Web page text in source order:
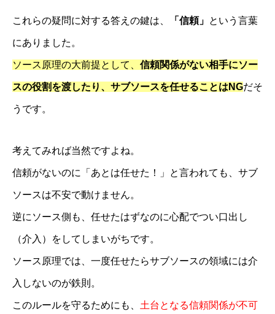
これらの疑問に対する答えの鍵は、 「信頼」 という言葉
にありました。
ソース原理の大前提として、 信頼関係がない相手にソー
スの役割を渡したり、サブソースを任せることはNGだそ
うです。
考えてみれば当然ですよね。
信頼がないのに「あとは任せた！」と言われても、サブ
ソースは不安で動けません。
逆にソース側も、任せたはずなのに心配でつい口出し
（介入）をしてしまいがちです。
ソース原理では、一度任せたらサブソースの領域には介
入しないのが鉄則。
このルールを守るためにも、 土台となる信頼関係が不可
経営サポートの流れ